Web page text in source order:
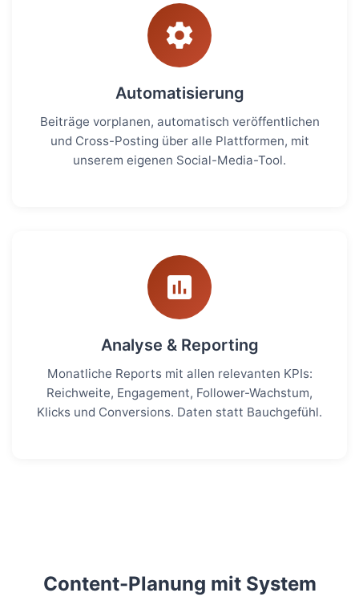
Automatisierung
Beiträge vorplanen, automatisch veröffentlichen
und Cross-Posting über alle Plattformen, mit
unserem eigenen Social-Media-Tool.
Analyse & Reporting
Monatliche Reports mit allen relevanten KPIs:
Reichweite, Engagement, Follower-Wachstum,
Klicks und Conversions. Daten statt Bauchgefühl.
Content-Planung mit System